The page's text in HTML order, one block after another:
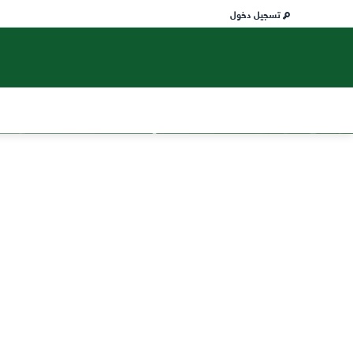
تسجيل دخول